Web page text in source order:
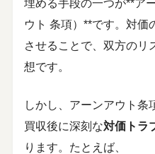
埋める手段の一つが**ア
ウト 条項）**です。対価
させることで、双方のリ
想です。
しかし、アーンアウト条
買収後に深刻な対価トラ
ります。たとえば、